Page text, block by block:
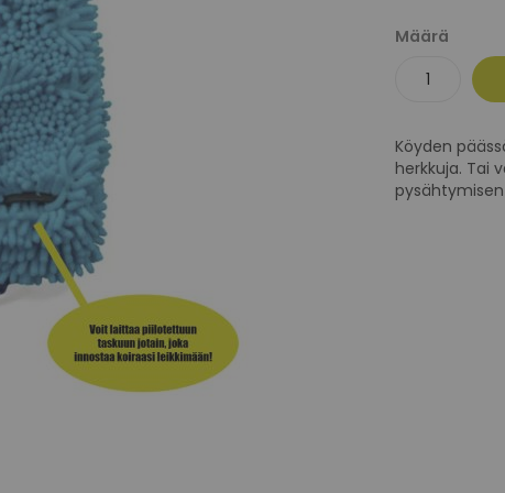
Määrä
Köyden
herkkuja. Tai